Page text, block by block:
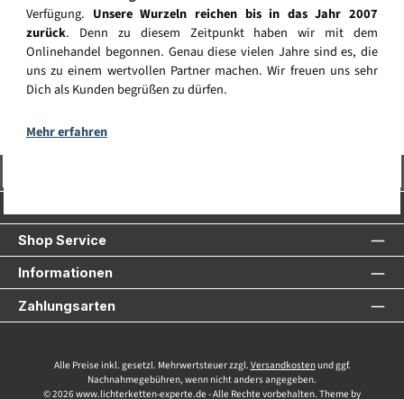
Verfügung. Unsere Wurzeln reichen bis in das Jahr 2007
zurück. Denn zu diesem Zeitpunkt haben wir mit dem
Onlinehandel begonnen. Genau diese vielen Jahre sind es, die
uns zu einem wertvollen Partner machen. Wir freuen uns sehr
Dich als Kunden begrüßen zu dürfen.
Mehr erfahren
Shop Service
Informationen
Zahlungsarten
Alle Preise inkl. gesetzl. Mehrwertsteuer zzgl. Versandkostenund ggf.
Nachnahmegebühren, wenn nicht anders angegeben.
© 2026 www.lichterketten-experte.de - Alle Rechte vorbehalten. Theme by